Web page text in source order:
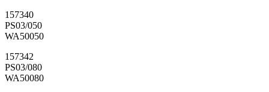
157340
PS03/050
WA50050
157342
PS03/080
WA50080